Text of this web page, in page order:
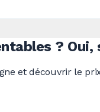
? Oui,
et découvrir le